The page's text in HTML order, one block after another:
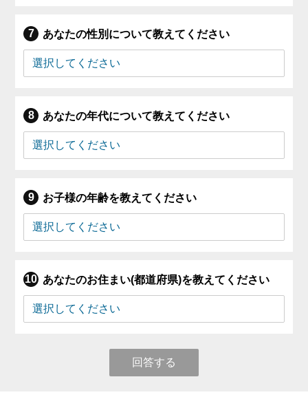
あなたの性別について教えてください
あなたの年代について教えてください
お子様の年齢を教えてください
あなたのお住まい(都道府県)を教えてください
回答する